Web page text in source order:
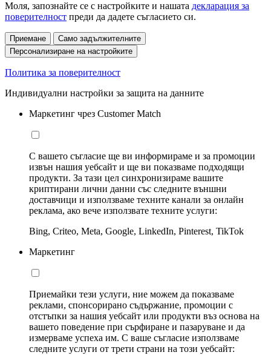
Моля, запознайте се с настройките и нашата декларация за
поверителност преди да дадете съгласието си.
Приемане
Само задължителните
Персонализиране на настройките
Политика за поверителност
Индивидуални настройки за защита на данните
Маркетинг чрез Customer Match
С вашето съгласие ще ви информираме и за промоции
извън нашия уебсайт и ще ви показваме подходящи
продукти. За тази цел синхронизираме вашите
криптирани лични данни със следните външни
доставчици и използваме техните канали за онлайн
реклама, ако вече използвате техните услуги:
Bing, Criteo, Meta, Google, LinkedIn, Pinterest, TikTok
Маркетинг
Приемайки тези услуги, ние можем да показваме
реклами, спонсорирано съдържание, промоции с
отстъпки за нашия уебсайт или продукти въз основа на
вашето поведение при сърфиране и пазаруване и да
измерваме успеха им. С ваше съгласие използваме
следните услуги от трети страни на този уебсайт: